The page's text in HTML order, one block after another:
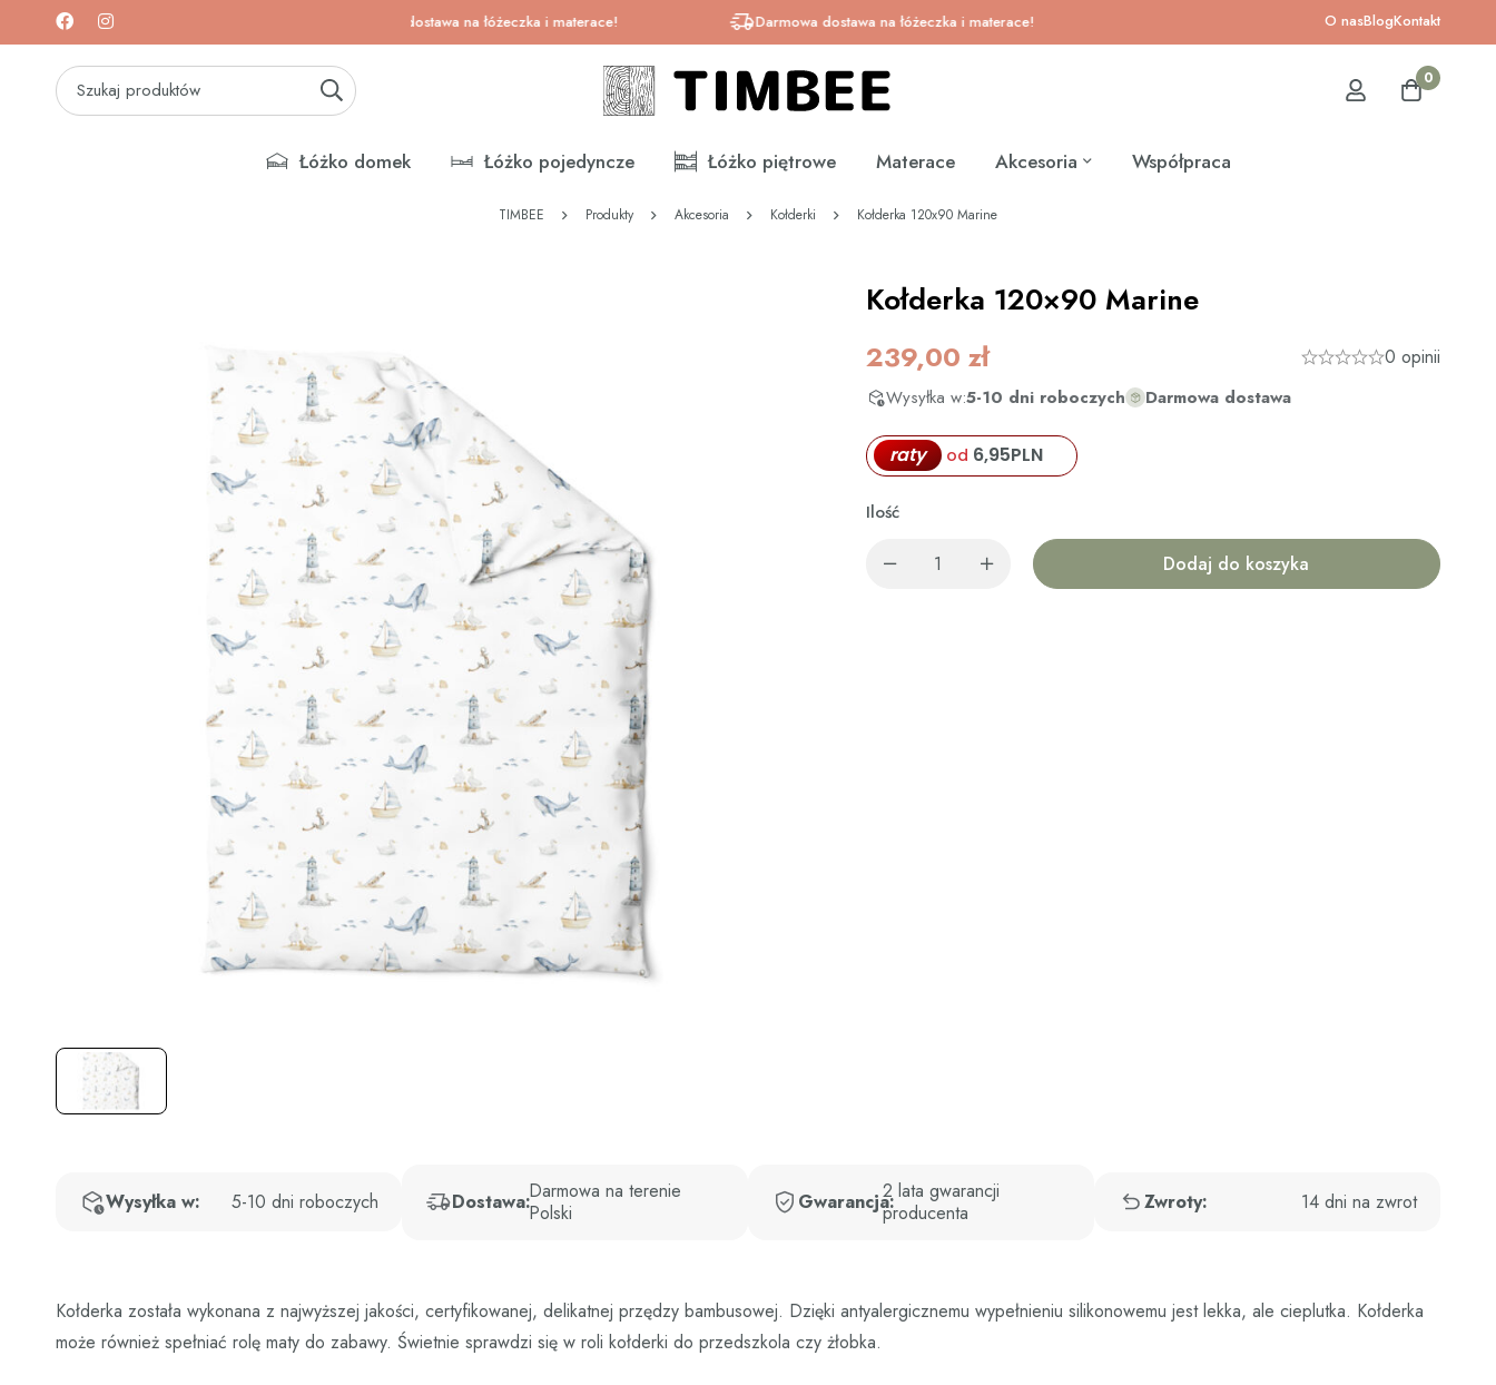
na łóżeczka i materace! Darmowa dostawa na łóżeczka i materace! Darmowa dostawa na łóżeczka i materace! O nasBlogKontakt
0
Łóżko domek Łóżko pojedyncze Łóżko piętrowe Materace Akcesoria Współpraca
TIMBEE Produkty Akcesoria Kołderki Kołderka 120x90 Marine
Kołderka 120×90 Marine
239,00 zł 0 opinii
Wysyłka w:5-10 dni roboczych Darmowa dostawa
raty od 6,95PLN
Ilość
Dodaj do koszyka
Wysyłka w: 5-10 dni roboczych Dostawa:Darmowa na terenie
Polski
Gwarancja:2 lata gwarancji
producenta
Zwroty: 14 dni na zwrot
Kołderka została wykonana z najwyższej jakości, certyfikowanej, delikatnej przędzy bambusowej. Dzięki antyalergicznemu wypełnieniu silikonowemu jest lekka, ale cieplutka. Kołderka
może również spełniać rolę maty do zabawy. Świetnie sprawdzi się w roli kołderki do przedszkola czy żłobka.